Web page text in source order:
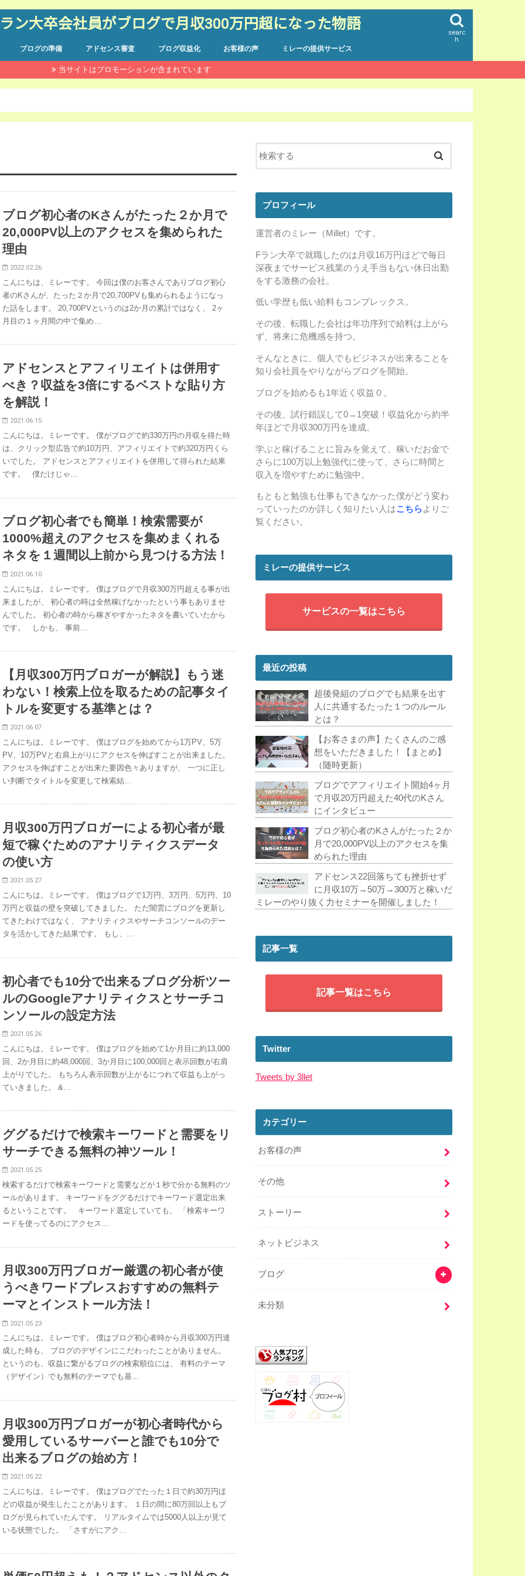
ン大卒会社員がブログで月収300万円超になった物語
searc
h
ブログの準備
アドセンス審査 ブログ収益化 お客様の声 ミレーの提供サービス
当サイトはプロモーションが含まれています
ブログ初心者のKさんがたった２か月で
20,000PV以上のアクセスを集められた
理由
2022.02.26
こんにちは、ミレーです。 今回は僕のお客さんでありブログ初心
者のKさんが、たった２か月で20,700PVも集められるようになっ
た話をします。 20,700PVというのは2か月の累計ではなく、 2ヶ
月目の１ヶ月間の中で集め…
アドセンスとアフィリエイトは併用す
べき？収益を3倍にするベストな貼り方
を解説！
2021.06.15
こんにちは。ミレーです。 僕がブログで約330万円の月収を得た時
は、クリック型広告で約10万円、アフィリエイトで約320万円くら
いでした。 アドセンスとアフィリエイトを併用して得られた結果
です。 僕だけじゃ…
ブログ初心者でも簡単！検索需要が
1000%超えのアクセスを集めまくれる
ネタを１週間以上前から見つける方法！
2021.06.10
こんにちは。ミレーです。 僕はブログで月収300万円超える事が出
来ましたが、 初心者の時は全然稼げなかったという事もありませ
んでした。 初心者の時から稼ぎやすかったネタを書いていたから
です。 しかも、 事前…
【月収300万円ブロガーが解説】もう迷
わない！検索上位を取るための記事タイ
トルを変更する基準とは？
2021.06.07
こんにちは。ミレーです。 僕はブログを始めてから1万PV、5万
PV、10万PVと右肩上がりにアクセスを伸ばすことが出来ました。
アクセスを伸ばすことが出来た要因色々ありますが、 一つに正し
い判断でタイトルを変更して検索結…
月収300万円ブロガーによる初心者が最
短で稼ぐためのアナリティクスデータ
の使い方
2021.05.27
こんにちは。ミレーです。 僕はブログで1万円、3万円、5万円、10
万円と収益の壁を突破してきました。 ただ闇雲にブログを更新し
てきたわけではなく、 アナリティクスやサーチコンソールのデー
タを活かしてきた結果です。 もし、…
初心者でも10分で出来るブログ分析ツー
ルのGoogleアナリティクスとサーチコ
ンソールの設定方法
2021.05.26
こんにちは。ミレーです。 僕はブログを始めて1か月目に約13,000
回、2か月目に約48,000回、3か月目に100,000回と表示回数が右肩
上がりでした。 もちろん表示回数が上がるにつれて収益も上がっ
ていきました。 &…
ググるだけで検索キーワードと需要をリ
サーチできる無料の神ツール！
2021.05.25
検索するだけで検索キーワードと需要などが１秒で分かる無料のツ
ールがあります。 キーワードをググるだけでキーワード選定出来
るということです。 キーワード選定していても、 「検索キーワ
ードを使ってるのにアクセス…
月収300万円ブロガー厳選の初心者が使
うべきワードプレスおすすめの無料テ
ーマとインストール方法！
2021.05.23
こんにちは。ミレーです。 僕はブログ初心者時から月収300万円達
成した時も、 ブログのデザインにこだわったことがありません。
というのも、収益に繋がるブログの検索順位には、 有料のテーマ
（デザイン）でも無料のテーマでも基…
月収300万円ブロガーが初心者時代から
愛用しているサーバーと誰でも10分で
出来るブログの始め方！
2021.05.22
こんにちは。ミレーです。 僕はブログでたった１日で約30万円ほ
どの収益が発生したことがあります。 １日の間に80万回以上もブ
ログが見られていたんです。 リアルタイムでは5000人以上が見て
いる状態でした。 「さすがにアク…
プロフィール
運営者のミレー（Millet）です。
Fラン大卒で就職したのは月収16万円ほどで毎日
深夜までサービス残業のうえ手当もない休日出勤
をする激務の会社。
低い学歴も低い給料もコンプレックス。
その後、転職した会社は年功序列で給料は上がら
ず、将来に危機感を持つ。
そんなときに、個人でもビジネスが出来ることを
知り会社員をやりながらブログを開始。
ブログを始めるも1年近く収益０。
その後、試行錯誤して0→1突破！収益化から約半
年ほどで月収300万円を達成。
学ぶと稼げることに旨みを覚えて、稼いだお金で
さらに100万以上勉強代に使って、さらに時間と
収入を増やすために勉強中。
もともと勉強も仕事もできなかった僕がどう変わ
っていったのか詳しく知りたい人はこちらよりご
覧ください。
ミレーの提供サービス
サービスの一覧はこちら
最近の投稿
超後発組のブログでも結果を出す
人に共通するたった１つのルール
とは？
【お客さまの声】たくさんのご感
想をいただきました！【まとめ】
（随時更新）
ブログでアフィリエイト開始4ヶ月
で月収20万円超えた40代のKさん
にインタビュー
ブログ初心者のKさんがたった２か
月で20,000PV以上のアクセスを集
められた理由
アドセンス22回落ちても挫折せず
に月収10万→50万→300万と稼いだ
ミレーのやり抜く力セミナーを開催しました！
記事一覧
記事一覧はこちら
Twitter
Tweets by 3llet
カテゴリー
お客様の声
その他
ストーリー
ネットビジネス
ブログ
未分類